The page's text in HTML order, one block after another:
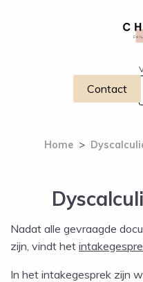
Contact
Home >
Nadat alle gevraagde
zijn, vindt het
In het intakegesprek zijn